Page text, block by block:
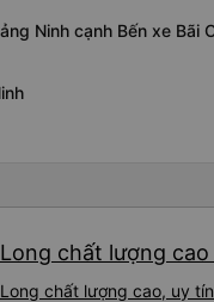
Ninh cạnh Bến xe Bãi
chất lượng
chất lượng cao, uy